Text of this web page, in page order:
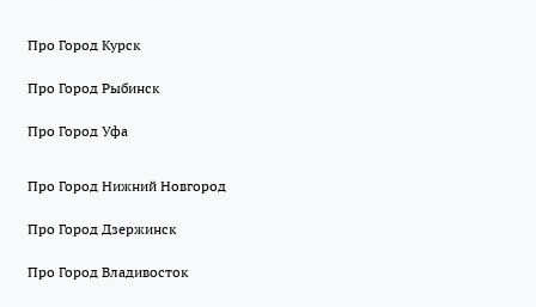
Про Город Курск
Про Город Рыбинск
Про Город Уфа
Про Город Нижний Новгород
Про Город Дзержинск
Про Город Владивосток